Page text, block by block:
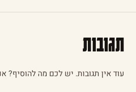
תגובות
עוד אין תגובות. יש לכם מה להוסיף?